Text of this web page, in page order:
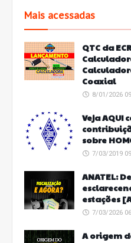
Mais acessadas
QTC da
Coaxial
8/01/2026
Veja AQUI
sobre
7/03/2019
ANATEL:
estações
7/03/2026
A origem